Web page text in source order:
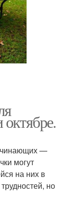
—
могут
на них в
но